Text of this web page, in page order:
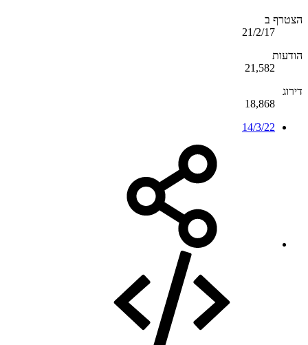
הצטרף ב
21/2/17
הודעות
21,582
דירוג
18,868
14/3/22